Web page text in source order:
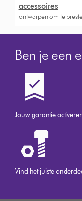
accessoires
ontworpen om te
Ben je een
Jouw garantie activeren
Vind het juiste